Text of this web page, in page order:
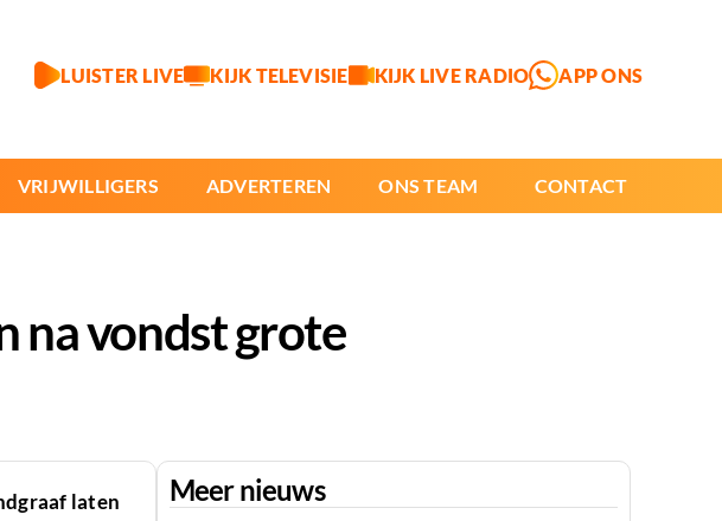
LUISTER LIVE KIJK TELEVISIE KIJK LIVE RADIO APP ONS
VRIJWILLIGERS ADVERTEREN ONS TEAM CONTACT
na vondst grote
laten
Meer nieuws